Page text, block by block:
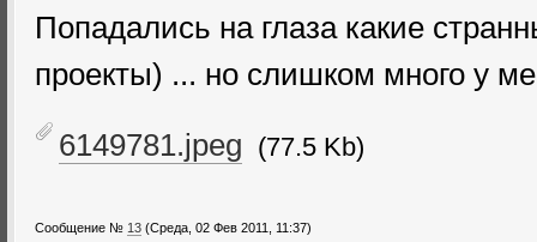
Попадались на глаза какие
проекты) ... но слишком много у
6149781.jpeg (77.5 Kb)
Сообщение № 13 (Среда, 02 Фев 2011, 11:37)